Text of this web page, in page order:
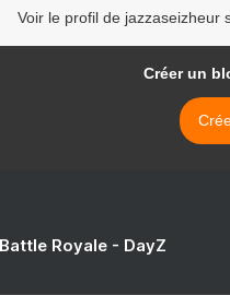
Voir le profil de jazzaseizheur
Créer un
Royale - DayZ